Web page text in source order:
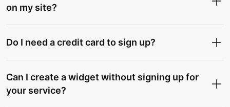
on my site?
Do I need a credit card to sign up?
Can I create a widget without signing up for
your service?